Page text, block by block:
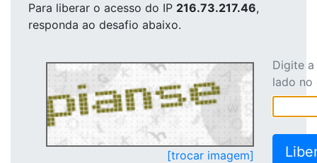
Para liberar o acesso do IP 216.73.217.46,
responda ao desafio abaixo.
[trocar imagem]
Digite
lado no